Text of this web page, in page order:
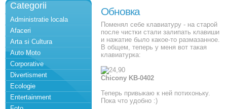
Categorii
Administratie locala
Afaceri
Arta si Cultura
Auto Moto
Corporative
Divertisment
Ecologie
Entertainment
Обновка
Поменял себе клавиатуру - на старой
после чистки стали залипать клавиши
и нажатие было какое-то размазанное.
В общем, теперь у меня вот такая
клавиатурка:
Chicony KB-0402
Теперь привыкаю к ней потихоньку.
Пока что удобно :)